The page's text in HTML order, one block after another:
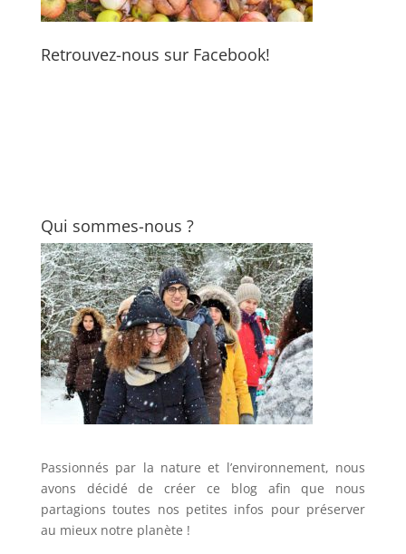
Retrouvez-nous sur Facebook!
Qui sommes-nous ?
Passionnés par la nature et l’environnement, nous
avons décidé de créer ce blog afin que nous
partagions toutes nos petites infos pour préserver
au mieux notre planète !